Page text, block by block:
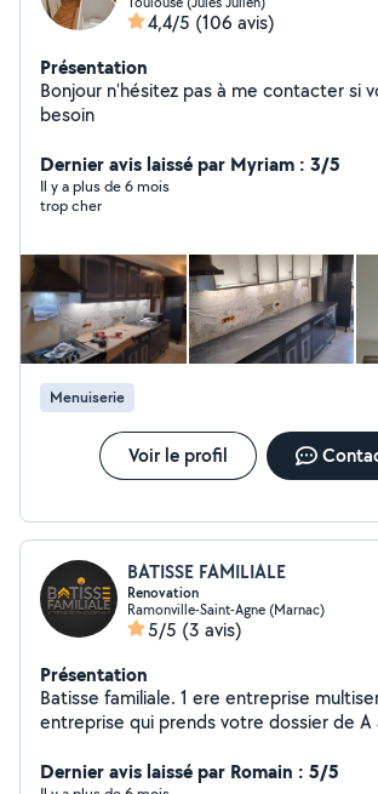
4,4/5 (106 avis)
Présentation
Bonjour n'hésitez pas à me contacter si
besoin
Dernier avis laissé par Myriam : 3/5
Il y a plus de 6 mois
trop cher
Menuiserie
Voir le profil
BATISSE FAMILIALE
Renovation
Ramonville-Saint-Agne (Marnac)
5/5 (3 avis)
Présentation
Batisse familiale. 1 ere entreprise
entreprise qui prends votre dossier de A
une décoratrice intérieure chevronnée,
Dernier avis laissé par Romain : 5/5